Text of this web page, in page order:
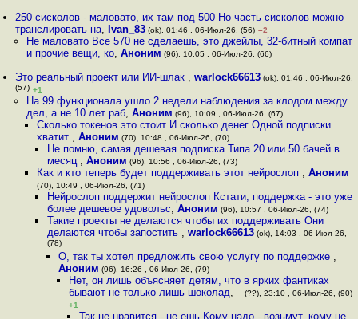
250 сисколов - маловато, их там под 500 Но часть сисколов можно
транслировать на, Ivan_83 (ok), 01:46 , 06-Июл-26, (56) –2
Не маловато Все 570 не сделаешь, это джейлы, 32-битный компат
и прочие вещи, ко, Аноним (96), 10:05 , 06-Июл-26, (66)
Это реальный проект или ИИ-шлак ,warlock66613 (ok), 01:46 , 06-Июл-26,
(57) +1
На 99 функционала ушло 2 недели наблюдения за клодом между
дел, а не 10 лет раб, Аноним (96), 10:09 , 06-Июл-26, (67)
Сколько токенов это стоит И сколько денег Одной подписки
хватит , Аноним (70), 10:48 , 06-Июл-26, (70)
Не помню, самая дешевая подписка Типа 20 или 50 бачей в
месяц ,Аноним (96), 10:56 , 06-Июл-26, (73)
Как и кто теперь будет поддерживать этот нейрослоп , Аноним
(70), 10:49 , 06-Июл-26, (71)
Нейрослоп поддержит нейрослоп Кстати, поддержка - это уже
более дешевое удовольс,Аноним (96), 10:57 , 06-Июл-26, (74)
Такие проекты не делаются чтобы их поддерживать Они
делаются чтобы запостить ,warlock66613 (ok), 14:03 , 06-Июл-26,
(78)
О, так ты хотел предложить свою услугу по поддержке ,
Аноним (96), 16:26 , 06-Июл-26, (79)
Нет, он лишь объясняет детям, что в ярких фантиках
бывают не только лишь шоколад,
(??), 23:10 , 06-Июл-26, (90)
+1
Так не нравится - не ешь Кому надо - возьмут, кому не